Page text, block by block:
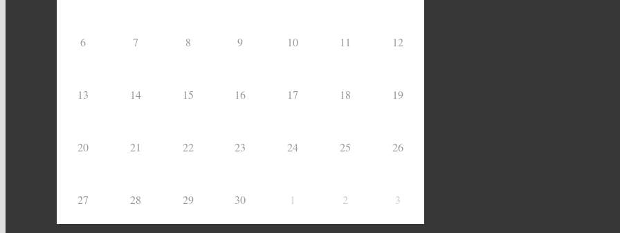
6 7 8 9 10 11 12
13 14 15 16 17 18 19
20 21 22 23 24 25 26
27 28 29 30 1 2 3